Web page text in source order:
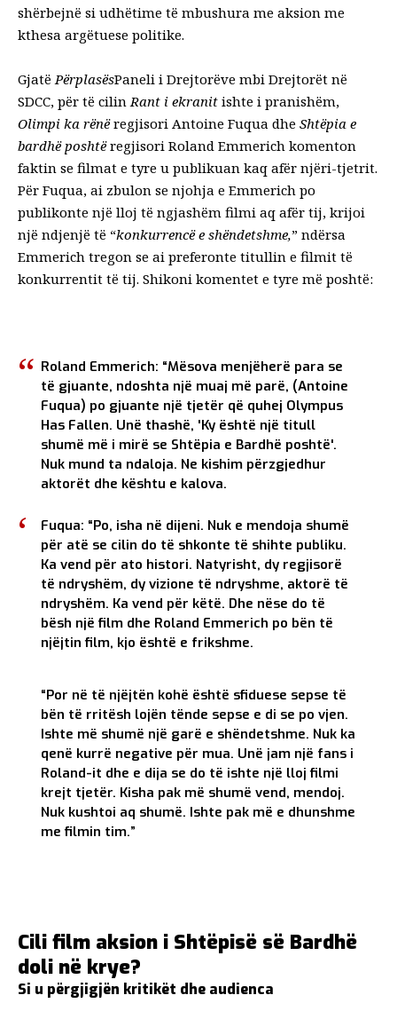
shërbejnë si udhëtime të mbushura me aksion me
kthesa argëtuese politike.
Gjatë PërplasësPaneli i Drejtorëve mbi Drejtorët në
SDCC, për të cilin Rant i ekranit ishte i pranishëm,
Olimpi ka rënëregjisori Antoine Fuqua dhe Shtëpia e
bardhë poshtëregjisori Roland Emmerich komenton
faktin se filmat e tyre u publikuan kaq afër njëri-tjetrit.
Për Fuqua, ai zbulon se njohja e Emmerich po
publikonte një lloj të ngjashëm filmi aq afër tij, krijoi
një ndjenjë të “konkurrencë e shëndetshme,” ndërsa
Emmerich tregon se ai preferonte titullin e filmit të
konkurrentit të tij. Shikoni komentet e tyre më poshtë:
Roland Emmerich: “Mësova menjëherë para se
të gjuante, ndoshta një muaj më parë, (Antoine
Fuqua) po gjuante një tjetër që quhej Olympus
Has Fallen. Unë thashë, 'Ky është një titull
shumë më i mirë se Shtëpia e Bardhë poshtë'.
Nuk mund ta ndaloja. Ne kishim përzgjedhur
aktorët dhe kështu e kalova.
Fuqua: “Po, isha në dijeni. Nuk e mendoja shumë
për atë se cilin do të shkonte të shihte publiku.
Ka vend për ato histori. Natyrisht, dy regjisorë
të ndryshëm, dy vizione të ndryshme, aktorë të
ndryshëm. Ka vend për këtë. Dhe nëse do të
bësh një film dhe Roland Emmerich po bën të
njëjtin film, kjo është e frikshme.
“Por në të njëjtën kohë është sfiduese sepse të
bën të rritësh lojën tënde sepse e di se po vjen.
Ishte më shumë një garë e shëndetshme. Nuk ka
qenë kurrë negative për mua. Unë jam një fans i
Roland-it dhe e dija se do të ishte një lloj filmi
krejt tjetër. Kisha pak më shumë vend, mendoj.
Nuk kushtoi aq shumë. Ishte pak më e dhunshme
me filmin tim.”
Cili film aksion i Shtëpisë së Bardhë
doli në krye?
Si u përgjigjën kritikët dhe audienca